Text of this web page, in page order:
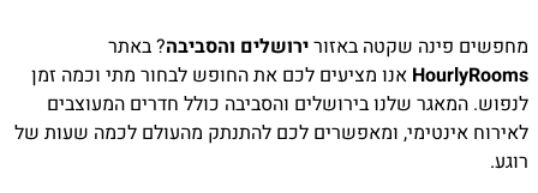
מחפשים פינה שקטה באזורירושלים והסביבה? באתר
HourlyRooms אנו מציעים לכם את החופש לבחור מתי וכמה זמן
לנפוש. המאגר שלנו בירושלים והסביבה כולל חדרים המעוצבים
לאירוח אינטימי, ומאפשרים לכם להתנתק מהעולם לכמה שעות של
רוגע.